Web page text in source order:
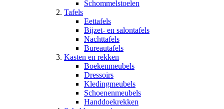
Schommelstoelen
Tafels
Eettafels
Bijzet- en salontafels
Nachttafels
Bureautafels
Kasten en rekken
Boekenmeubels
Dressoirs
Kledingmeubels
Schoenenmeubels
Handdoekrekken